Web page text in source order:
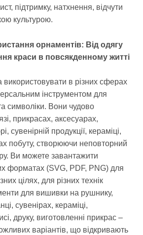
підтримку, натхнення, відчути
культурою.
орнаментів: Від одягу
краси в повсякденному житті
в різних сферах
інструментом для
символіки. Вони чудово
прикрасах, аксесуарах,
сувенірній продукції, кераміці,
побуту, створюючи неповторний
Ви можете завантажити
форматах (SVG, PDF, PNG) для
цілях, для різних технік
для вишивки на рушнику,
сувенірах, кераміці,
друку, виготовленні прикрас –
варіантів, що відкривають